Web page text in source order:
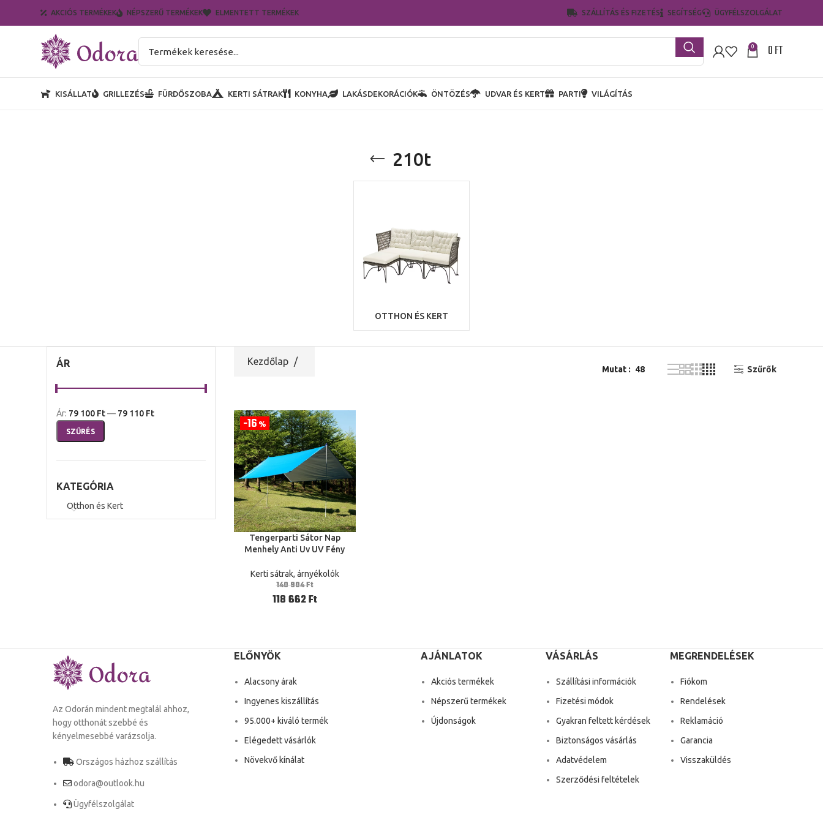
AKCIÓS TERMÉKEK NÉPSZERŰ TERMÉKEK ELMENTETT TERMÉKEK SZÁLLÍTÁS ÉS FIZETÉS SEGÍTSÉG ÜGYFÉLSZOLGÁLAT
0 0FT
KISÁLLAT GRILLEZÉS FÜRDŐSZOBA KERTI SÁTRAK KONYHA LAKÁSDEKORÁCIÓK ÖNTÖZÉS UDVAR ÉS KERT PARTI VILÁGÍTÁS
210t
OTTHON ÉS KERT
ÁR
SZŰRÉS
Ár: 79 100 Ft— 79 110 Ft
KATEGÓRIA
Otthon és Kert
Kezdőlap
Mutat 48 Szűrők
16%
OPCIÓK VÁLASZTÁSA
Tengerparti Sátor Nap
Menhely Anti Uv UV Fény
Pergola Napellenző
Lombkorona Piknik Túra
Túrázás Szőnyeg 3Mx3M
Kerti sátrak, árnyékolók
140 904Ft
118 662Ft
Az Odorán mindent megtalál ahhoz,
hogy otthonát szebbé és
kényelmesebbé varázsolja.
Országos házhoz szállítás
odora@outlook.hu
Ügyfélszolgálat
ELŐNYÖK
Alacsony árak
Ingyenes kiszállítás
95.000+ kiváló termék
Elégedett vásárlók
Növekvő kínálat
AJÁNLATOK
Akciós termékek
Népszerű termékek
Újdonságok
VÁSÁRLÁS
Szállítási információk
Fizetési módok
Gyakran feltett kérdések
Biztonságos vásárlás
Adatvédelem
Szerződési feltételek
MEGRENDELÉSEK
Fiókom
Rendelések
Reklamáció
Garancia
Visszaküldés